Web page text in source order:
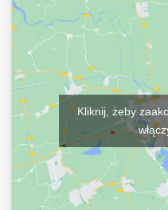
Kliknij, żeby